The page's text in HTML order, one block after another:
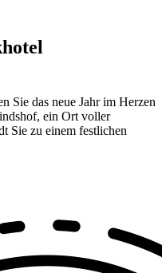
Sie das neue Jahr im Herzen
ein Ort voller
Sie zu einem festlichen